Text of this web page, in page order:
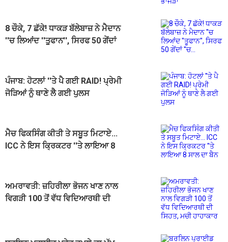
8 ਚੌਕੇ, 7 ਛੱਕੇ! ਧਾਕੜ ਬੱਲੇਬਾਜ਼ ਨੇ ਮੈਦਾਨ
''ਚ ਲਿਆਂਦ ''ਤੂਫਾਨ'', ਸਿਰਫ 50 ਗੇਂਦਾਂ
ਪੰਜਾਬ: ਹੋਟਲਾਂ ''ਤੇ ਪੈ ਗਈ RAID! ਪ੍ਰੇਮੀ
ਜੋੜਿਆਂ ਨੂੰ ਥਾਣੇ ਲੈ ਗਈ ਪੁਲਸ
ਮੈਚ ਫਿਕਸਿੰਗ ਕੀਤੀ ਤੇ ਸਬੂਤ ਮਿਟਾਏ...
ICC ਨੇ ਇਸ ਕ੍ਰਿਕਟਰ ''ਤੇ ਲਾਇਆ 8
ਅਮਰਾਵਤੀ: ਜ਼ਹਿਰੀਲਾ ਭੋਜਨ ਖਾਣ ਨਾਲ
ਵਿਗੜੀ 100 ਤੋਂ ਵੱਧ ਵਿਦਿਆਰਥੀ ਦੀ